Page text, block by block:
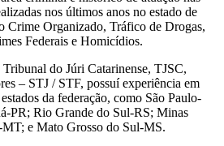
nos últimos anos no estado de
Crime Organizado, Tráfico de Drogas,
Federais e Homicídios.
do Júri Catarinense, TJSC,
– STJ / STF, possuí experiência em
da federação, como São Paulo-
PR; Rio Grande do Sul-RS; Minas
e Mato Grosso do Sul-MS.